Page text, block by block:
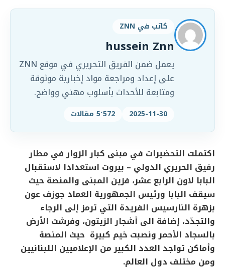
كاتب في ZNN
hussein Znn
يعمل ضمن الفريق التحريري في موقع ZNN
على إعداد ومراجعة مواد إخبارية موثوقة
ومتابعة للأحداث بأسلوب مهني وواضح.
2025-11-30 5٬572 مقالات
اكتملت التحضيرات في مبنى كبار الزوار في مطار
رفيق الحريري الدولي – بيروت استعدادا لاستقبال
البابا لاون الرابع عشر، فزين المبنى والمنصة حيث
سيقف البابا ورئيس الجمهورية العماد جوزف عون
بزهرة النارسيس الفريدة التي ترمز إلى الرجاء
والتجدّد، إضافة الى أشجار الزيتون، وفرشت الأرض
بالسجاد الأحمر ونصبت خيم كبيرة حيث المنصة
وأماكن تواجد العدد الكبير من الإعلاميين اللبنانيين
ومن مختلف دول العالم.